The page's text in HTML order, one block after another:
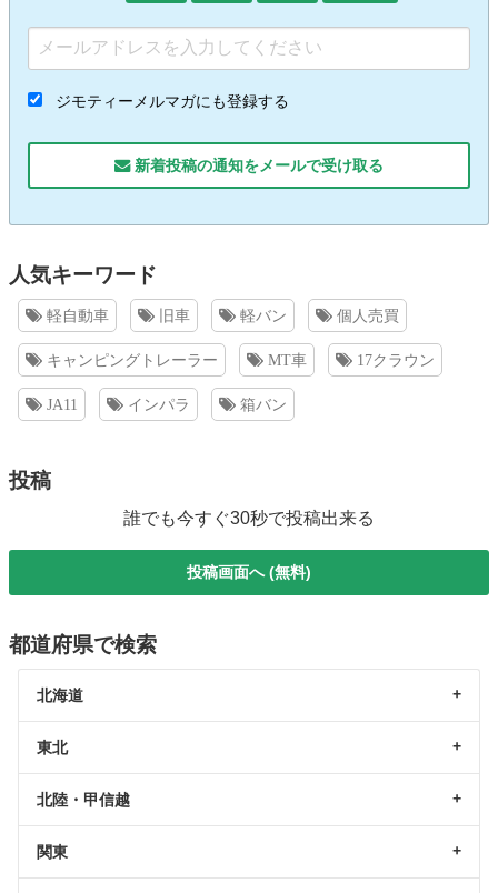
ジモティーメルマガにも登録する
新着投稿の通知をメールで受け取る
人気キーワード
軽自動車 旧車 軽バン 個人売買
キャンピングトレーラー MT車 17クラウン
JA11 インパラ 箱バン
投稿
誰でも今すぐ30秒で投稿出来る
投稿画面へ (無料)
都道府県で検索
北海道
東北
北陸・甲信越
関東